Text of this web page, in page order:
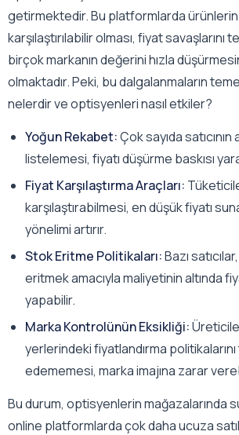
getirmektedir. Bu platformlarda
karşılaştırılabilir olması, fiyat
birçok markanın değerini hızla
olmaktadır. Peki, bu dalgalanmaların
nelerdir ve optisyenleri nasıl etkiler?
Yoğun Rekabet:Çok sayıda satıcının
listelemesi, fiyatı düşürme baskısı
Fiyat Karşılaştırma Araçları:
karşılaştırabilmesi, en düşük fiyatı
yönelimi artırır.
Stok Eritme Politikaları:Bazı
eritmek amacıyla maliyetinin altında
yapabilir.
Marka Kontrolünün Eksikliği:
yerlerindeki fiyatlandırma
edememesi, marka imajına zarar
Bu durum, optisyenlerin mağazalarında
online platformlarda çok daha ucuza